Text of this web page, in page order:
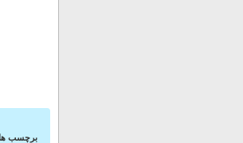
برچسب ها